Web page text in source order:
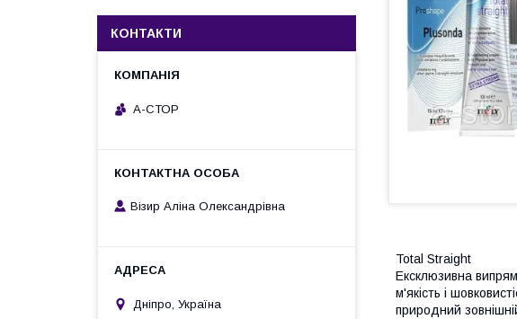
Total Straight
Ексклюзивна
м'якість і
природний
КОНТАКТИ
А-СТОР
Візир Аліна Олександрівна
Дніпро, Україна